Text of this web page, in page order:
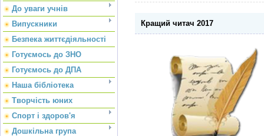
До уваги учнів
Випускники
Безпека життєдіяльності
Готуємось до ЗНО
Готуємось до ДПА
Наша бібліотека
Творчість юних
Спорт і здоров'я
Дошкільна група
Кращий читач 2017